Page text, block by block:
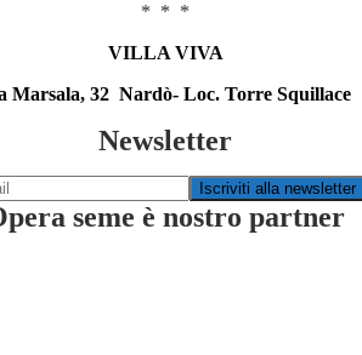
* * *
VILLA VIVA
Marsala, 32 Nardò- Loc. Torre Squillace
Newsletter
seme è nostro partner